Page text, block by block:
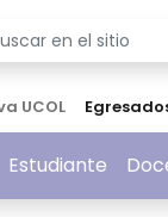
UCOL
Estudiante